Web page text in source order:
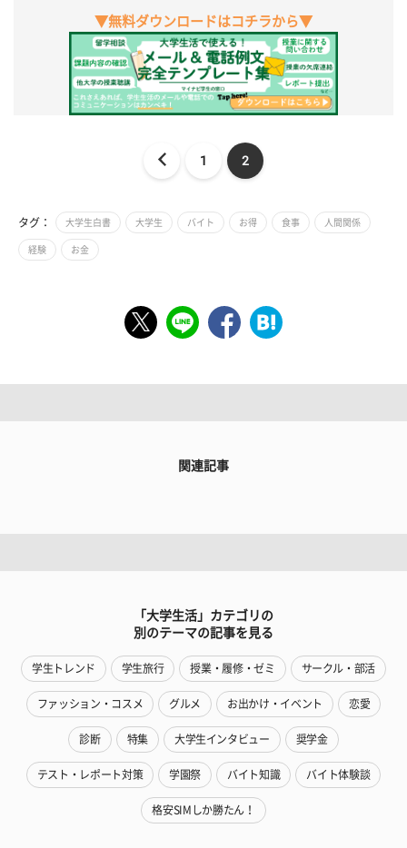
▼無料ダウンロードはコチラから▼
1 2
タグ： 大学生白書 大学生 バイト お得 食事 人間関係
経験 お金
関連記事
「大学生活」カテゴリの
別のテーマの記事を見る
学生トレンド 学生旅行 授業・履修・ゼミ サークル・部活
ファッション・コスメ グルメ お出かけ・イベント 恋愛
診断 特集 大学生インタビュー 奨学金
テスト・レポート対策 学園祭 バイト知識 バイト体験談
格安SIMしか勝たん！